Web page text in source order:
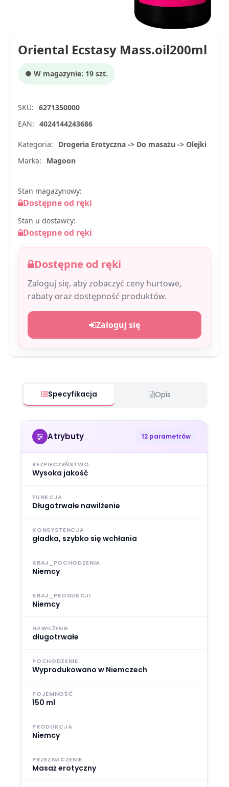
Oriental Ecstasy Mass.oil200ml
● W magazynie: 19 szt.
SKU: 6271350000
EAN: 4024144243686
Kategoria:
Drogeria Erotyczna -> Do masażu -> Olejki
Marka:
Magoon
Stan magazynowy:
Dostępne od ręki
Stan u dostawcy:
Dostępne od ręki
Dostępne od ręki
Zaloguj się, aby zobaczyć ceny hurtowe,
rabaty oraz dostępność produktów.
Zaloguj się
Specyfikacja Opis
Atrybuty 12 parametrów
BEZPIECZEŃSTWO
Wysoka jakość
FUNKCJA
Długotrwałe nawilżenie
KONSYSTENCJA
gładka, szybko się wchłania
KRAJ_POCHODZENIA
Niemcy
KRAJ_PRODUKCJI
Niemcy
NAWILŻENIE
długotrwałe
POCHODZENIE
Wyprodukowano w Niemczech
POJEMNOŚĆ
150 ml
PRODUKCJA
Niemcy
PRZEZNACZENIE
Masaż erotyczny